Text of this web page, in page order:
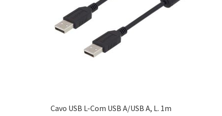
Cavo USB L-Com USB A/USB A, L. 1m